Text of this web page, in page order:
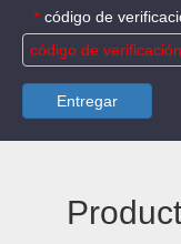
* código de
Entregar